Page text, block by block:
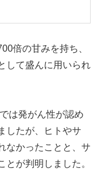
倍の甘みを持ち、
して盛んに用いられ
は発がん性が認め
したが、ヒトやサ
なかったことと、サ
とが判明しました。